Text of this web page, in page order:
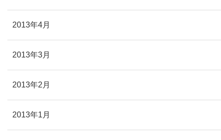
2013年4月
2013年3月
2013年2月
2013年1月